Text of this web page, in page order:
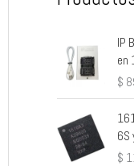
IP
en
$
6S
$